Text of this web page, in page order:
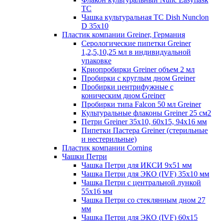
TC
Чашка культуральная TC Dish Nunclon
D 35x10
Пластик компании Greiner, Германия
Серологические пипетки Greiner
1,2,5,10,25 мл в индивидуальной
упаковке
Криопробирки Greiner объем 2 мл
Пробирки с круглым дном Greiner
Пробирки центрифужные с
коническим дном Greiner
Пробирки типа Falcon 50 мл Greiner
Культуральные флаконы Greiner 25 см2
Петри Greiner 35х10, 60х15, 94х16 мм
Пипетки Пастера Greiner (стерильные
и нестерильные)
Пластик компании Corning
Чашки Петри
Чашка Петри для ИКСИ 9x51 мм
Чашка Петри для ЭКО (IVF) 35x10 мм
Чашка Петри с центральной лункой
55x16 мм
Чашка Петри со стеклянным дном 27
мм
Чашка Петри для ЭКО (IVF) 60х15